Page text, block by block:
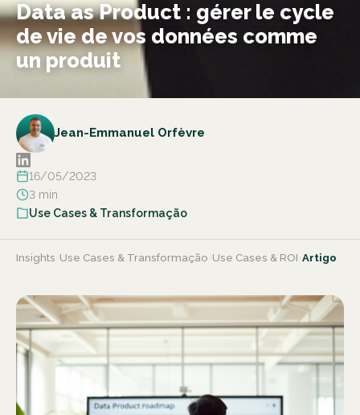
Data as Product : gérer le cycle
de vie de vos données comme
un produit
Jean-Emmanuel Orfèvre
16/05/2023
3 min
Use Cases & Transformação
Insights Use Cases & Transformação Use Cases & ROI Artigo